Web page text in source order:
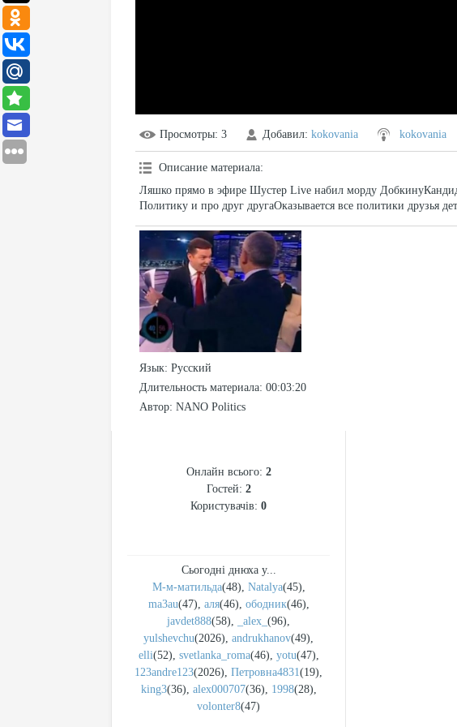
Просмотры: 3 Добавил: kokovania kokovania
Описание материала:
Ляшко прямо в эфире Шустер Live набил морду
Политику и про друг другаОказывается все политики друзья
Язык: Русский
Длительность материала: 00:03:20
Автор: NANO Politics
Онлайн всього: 2
Гостей: 2
Користувачів: 0
Сьогодні днюха у...
М-м-матильда(48), Natalya(45),
ma3au(47), аля(46), ободник(46),
javdet888(58), _alex_ (96),
yulshevchu(2026), andrukhanov(49),
elli(52), svetlanka_roma(46), yotu(47),
123andre123(2026), Петровна4831(19),
king3(36), alex000707(36), 1998(28),
volonter8(47)